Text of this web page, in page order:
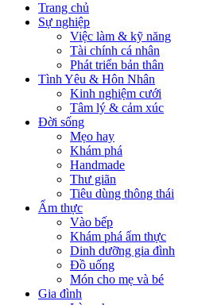
Trang chủ
Sự nghiệp
Việc làm & kỹ năng
Tài chính cá nhân
Phát triển bản thân
Tình Yêu & Hôn Nhân
Kinh nghiệm cưới
Tâm lý & cảm xúc
Đời sống
Mẹo hay
Khám phá
Handmade
Thư giãn
Tiêu dùng thông thái
Ẩm thực
Vào bếp
Khám phá ẩm thực
Dinh dưỡng gia đình
Đồ uống
Món cho mẹ và bé
Gia đình